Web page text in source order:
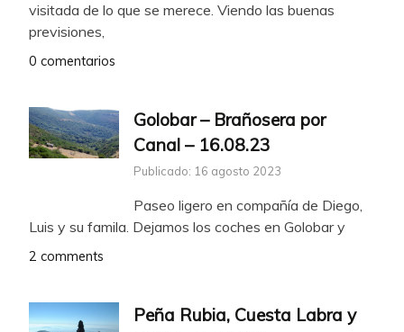
visitada de lo que se merece. Viendo las buenas
previsiones,
0 comentarios
Golobar – Brañosera por
Canal – 16.08.23
Publicado: 16 agosto 2023
Paseo ligero en compañía de Diego,
Luis y su famila. Dejamos los coches en Golobar y
2 comments
Peña Rubia, Cuesta Labra y